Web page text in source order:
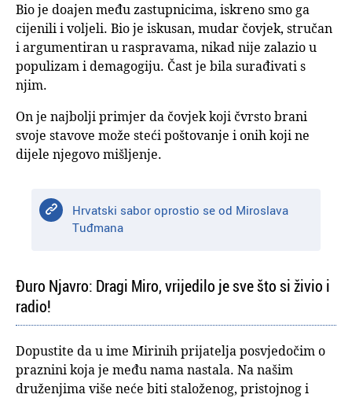
Bio je doajen među zastupnicima, iskreno smo ga
cijenili i voljeli. Bio je iskusan, mudar čovjek, stručan
i argumentiran u raspravama, nikad nije zalazio u
populizam i demagogiju. Čast je bila surađivati s
njim.
On je najbolji primjer da čovjek koji čvrsto brani
svoje stavove može steći poštovanje i onih koji ne
dijele njegovo mišljenje.
Hrvatski sabor oprostio se od Miroslava
Tuđmana
Đuro Njavro: Dragi Miro, vrijedilo je sve što si živio i
radio!
Dopustite da u ime Mirinih prijatelja posvjedočim o
praznini koja je među nama nastala. Na našim
druženjima više neće biti staloženog, pristojnog i